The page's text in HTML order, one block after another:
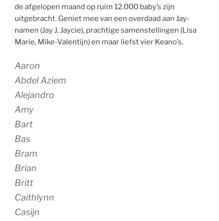
de afgelopen maand op ruim 12.000 baby’s zijn
uitgebracht. Geniet mee van een overdaad aan Jay-
namen (Jay J, Jaycie), prachtige samenstellingen (Lisa
Marie, Mike-Valentijn) en maar liefst vier Keano’s.
Aaron
Abdel Aziem
Alejandro
Amy
Bart
Bas
Bram
Brian
Britt
Caithlynn
Casijn